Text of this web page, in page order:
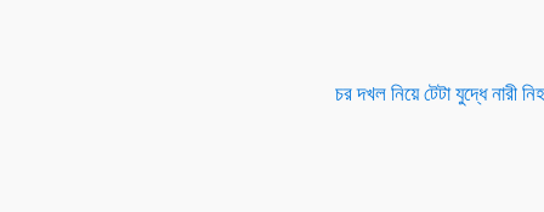
চর দখল নিয়ে টেটা যুদ্ধে নারী